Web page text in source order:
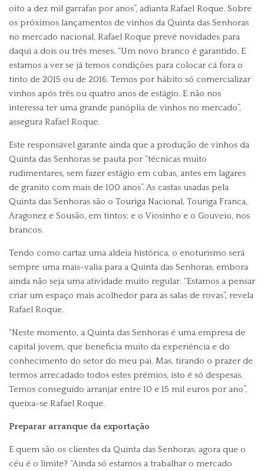
oito a dez mil garrafas por anos”, adianta Rafael Roque. Sobre
os próximos lançamentos de vinhos da Quinta das Senhoras
no mercado nacional, Rafael Roque prevê novidades para
daqui a dois ou três meses. “Um novo branco é garantido. E
estamos a ver se já temos condições para colocar cá fora o
tinto de 2015 ou de 2016. Temos por hábito só comercializar
vinhos após três ou quatro anos de estágio. E não nos
interessa ter uma grande panóplia de vinhos no mercado”,
assegura Rafael Roque.
Este responsável garante ainda que a produção de vinhos da
Quinta das Senhoras se pauta por “técnicas muito
rudimentares, sem fazer estágio em cubas, antes em lagares
de granito com mais de 100 anos”. As castas usadas pela
Quinta das Senhoras são o Touriga Nacional, Touriga Franca,
Aragonez e Sousão, em tintos; e o Viosinho e o Gouveio, nos
brancos.
Tendo como cartaz uma aldeia histórica, o enoturismo será
sempre uma mais-valia para a Quinta das Senhoras, embora
ainda não seja uma atividade muito regular. “Estamos a pensar
criar um espaço mais acolhedor para as salas de rovas”, revela
Rafael Roque.
“Neste momento, a Quinta das Senhoras é uma empresa de
capital jovem, que beneficia muito da experiência e do
conhecimento do setor do meu pai. Mas, tirando o prazer de
termos arrecadado todos estes prémios, isto é só despesas.
Temos conseguido arranjar entre 10 e 15 mil euros por ano”,
queixa-se Rafael Roque.
Preparar arranque da exportação
E quem são os clientes da Quinta das Senhoras, agora que o
céu é o limite? “Ainda só estamos a trabalhar o mercado